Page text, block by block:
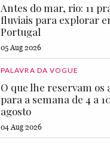
Antes do mar, rio: 11
fluviais para explorar
Portugal
05 Aug 2026
PALAVRA DA VOGUE
O que lhe reservam os
para a semana de 4 a
agosto
04 Aug 2026